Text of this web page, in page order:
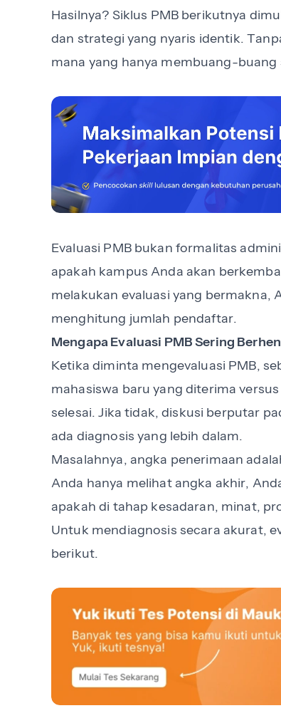
Hasilnya? Siklus PMB berikutnya
dan strategi yang nyaris identik.
mana yang hanya membuang-buang
Evaluasi PMB bukan formalitas
apakah kampus Anda akan
melakukan evaluasi yang
menghitung jumlah pendaftar.
Mengapa Evaluasi PMB Sering
Ketika diminta mengevaluasi PMB,
mahasiswa baru yang diterima
selesai. Jika tidak, diskusi berputar
ada diagnosis yang lebih dalam.
Masalahnya, angka penerimaan
Anda hanya melihat angka akhir,
apakah di tahap kesadaran, minat,
Untuk mendiagnosis secara akurat,
berikut.